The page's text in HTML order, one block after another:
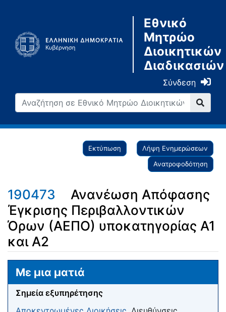
Εθνικό
Μητρώο
Διοικητικών
Διαδικασιών
Σύνδεση
Εκτύπωση
Λήψη Ενημερώσεων
Ανατροφοδότηση
190473
Ανανέωση Απόφασης
Έγκρισης Περιβαλλοντικών
Όρων (ΑΕΠΟ) υποκατηγορίας Α1
και Α2
Μετάβαση σε: πλοήγηση
Με μια ματιά
Σημεία εξυπηρέτησης